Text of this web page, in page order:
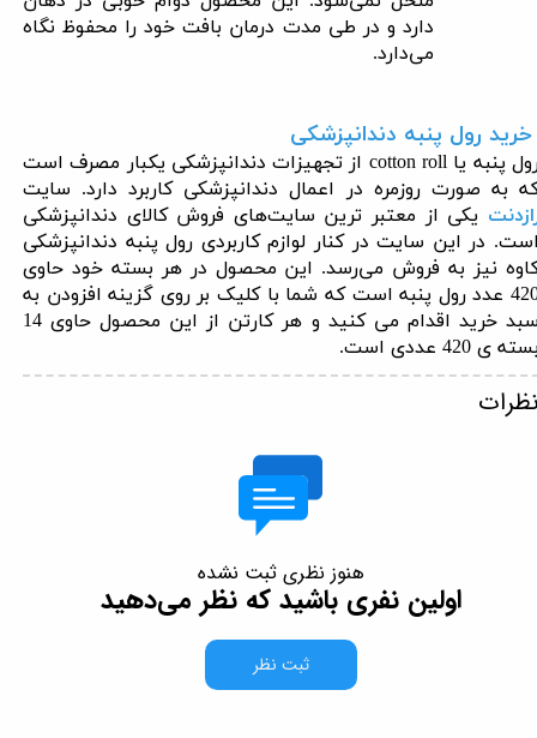
دارد و در طی مدت درمان بافت خود را محفوظ نگاه
می‌دارد.
رول پنبه دندانپزشکی
پنبه یا cotton roll از تجهیزات دندانپزشکی یکبار مصرف است
به صورت روزمره در اعمال دندانپزشکی کاربرد دارد. سایت
یکی از معتبر ترین سایت‌های فروش کالای دندانپزشکی
در این سایت در کنار لوازم کاربردی رول پنبه دندانپزشکی
نیز به فروش می‌رسد. این محصول در هر بسته خود حاوی
عدد رول پنبه است که شما با کلیک بر روی گزینه افزودن به
سبد خرید اقدام می کنید و هر کارتن از این محصول حاوی 14
­ی ‌420 عددی است
.
هنوز نظری ثبت نشده
اولین نفری باشید که نظر می‌دهید
ثبت نظر